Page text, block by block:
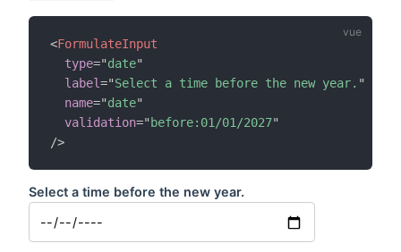
<FormulateInput
type="date"
label="Select a time before the new year. "
name="date"
validation=" before:01/01/2027"
/>
Select a time before the new year.